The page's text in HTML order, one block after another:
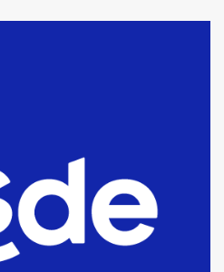
por
de drogas en la
se vendió el edificio de
planta Industrial del